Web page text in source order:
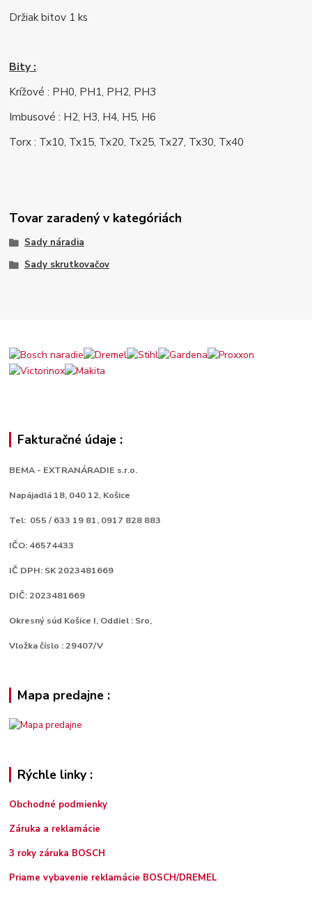
Držiak bitov 1 ks
Bity :
Krížové : PH0, PH1, PH2, PH3
Imbusové : H2, H3, H4, H5, H6
Torx : Tx10, Tx15, Tx20, Tx25, Tx27, Tx30, Tx40
Tovar zaradený v kategóriách
Sady náradia
Sady skrutkovačov
Fakturačné údaje :
BEMA - EXTRANÁRADIE s.r.o.
Napájadlá 18, 040 12, Košice
Tel: 055 / 633 19 81, 0917 828 883
IČO: 46574433
IČ DPH: SK 2023481669
DIČ: 2023481669
Okresný súd Košice I, Oddiel : Sro,
Vložka číslo : 29407/V
Mapa predajne :
Rýchle linky :
Obchodné podmienky
Záruka a reklamácie
3 roky záruka BOSCH
Priame vybavenie reklamácie BOSCH/DREMEL